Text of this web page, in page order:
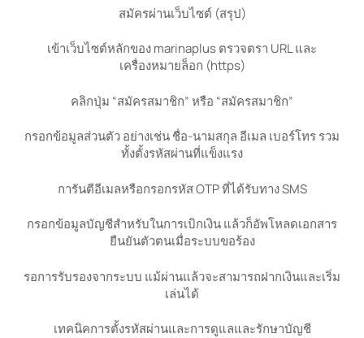
สมัครผ่านเว็บไซต์ (สรุป)
เข้าเว็บไซต์หลักของ marinaplus ตรวจตรา URL และ
เครื่องหมายล็อก (https)
คลิกปุ่ม “สมัครสมาชิก” หรือ “สมัครสมาชิก”
กรอกข้อมูลส่วนตัว อย่างเช่น ชื่อ-นามสกุล อีเมล เบอร์โทร รวม
ทั้งตั้งรหัสผ่านที่แข็งแรง
การันตีอีเมลหรือกรอกรหัส OTP ที่ได้รับทาง SMS
กรอกข้อมูลบัญชีสำหรับในการเบิกเงิน แล้วก็อัพโหลดเอกสาร
ยืนยันตัวตนเมื่อระบบขอร้อง
รอการรับรองจากระบบ แม้ผ่านแล้วจะสามารถฝากเงินและเริ่ม
เล่นได้
เทคนิคการตั้งรหัสผ่านและการดูแลและรักษาบัญชี